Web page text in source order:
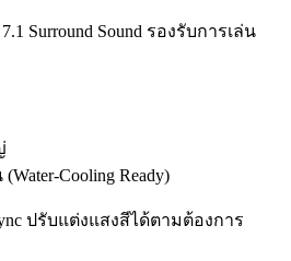
Surround Sound รองรับการเล่น
Cooling Ready)
ปรับแต่งแสงสีได้ตามต้องการ